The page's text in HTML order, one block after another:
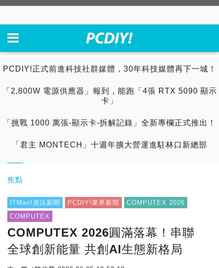
PCDIY!正式前進科技社群媒體，30年科技媒體再下一城！
「2,800W 電源供應器」報到，能跑「4張 RTX 5090 顯示
卡」
「挑戰 1000 萬張-顯示卡-拆解記錄」全新專欄正式推出！
「君主 MONTECH」十週年擴大營運進駐林口新總部
焦點
ITMan!資訊新聞 PCDIY!業界新聞
COMPUTEX 2026
COMPUTEX
COMPUTEX 2026圓滿落幕！串聯
全球創新能量 共創AI生態新格局